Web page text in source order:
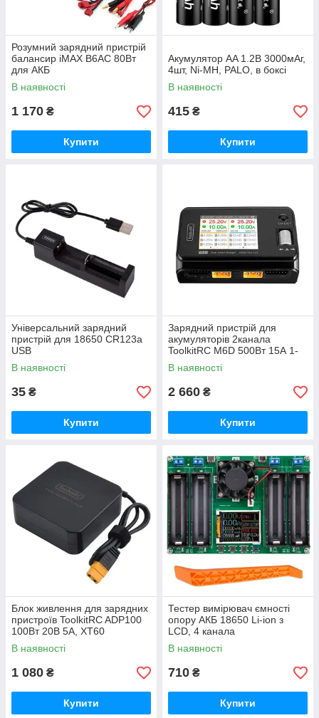
Розумний зарядний пристрій
балансир iMAX B6AC 80Вт
для АКБ
В наявності
1 170 ₴
Купити
Акумулятор AA 1.2В 3000мАг,
4шт, Ni-MH, PALO, в боксі
В наявності
415 ₴
Купити
Універсальний зарядний
пристрій для 18650 CR123a
USB
В наявності
35 ₴
Купити
Зарядний пристрій для
акумуляторів 2канала
ToolkitRC M6D 500Вт 15А 1-
6S
В наявності
2 660 ₴
Купити
Блок живлення для зарядних
пристроїв ToolkitRC ADP100
100Вт 20В 5А, XT60
В наявності
1 080 ₴
Купити
Тестер вимірювач ємності
опору АКБ 18650 Li-ion з
LCD, 4 канала
В наявності
710 ₴
Купити